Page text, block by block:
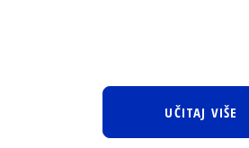
UČITAJ VIŠE